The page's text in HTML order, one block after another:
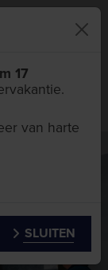
17
van harte
SLUITEN